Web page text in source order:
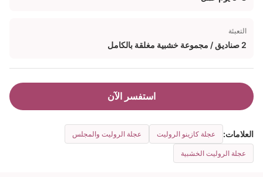
التعبئة
2 صناديق / مجموعة خشبية مغلقة بالكامل
استفسر الآن
العلامات: عجلة كازينو الروليت عجلة الروليت والمجلس
عجلة الروليت الخشبية